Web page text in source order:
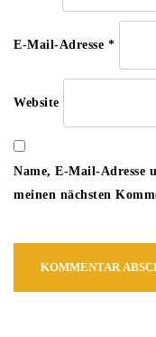
E-Mail-Adresse *
Website
Name, E-Mail-Adresse
meinen nächsten